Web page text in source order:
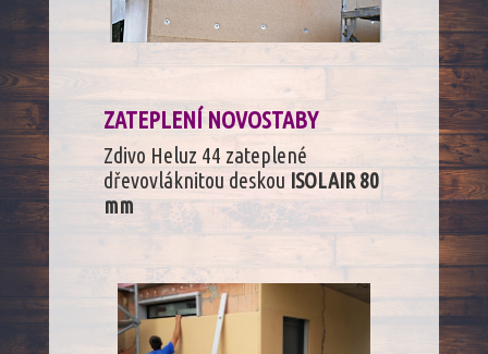
ZATEPLENÍ NOVOSTABY
Zdivo Heluz 44 zateplené
dřevovláknitou deskou ISOLAIR 80
mm